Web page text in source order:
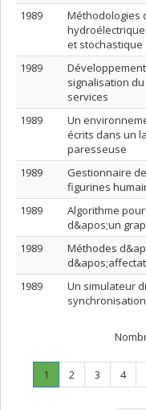
1989
Méthodologies
et stochastique
1989
signalisation
services
1989
Un
écrits dans un
paresseuse
1989
Gestionnaire
figurines
1989
Algorithme
d&apos;un
1989
Méthodes
1989
Un simulateur
Page
1
Page
Page
2 Page
3 Page
4